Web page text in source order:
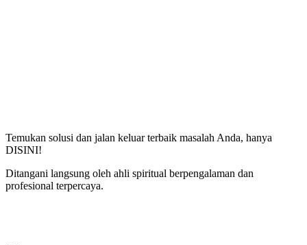
Temukan solusi dan jalan keluar terbaik masalah Anda, hanya
DISINI!
Ditangani langsung oleh ahli spiritual berpengalaman dan
profesional terpercaya.